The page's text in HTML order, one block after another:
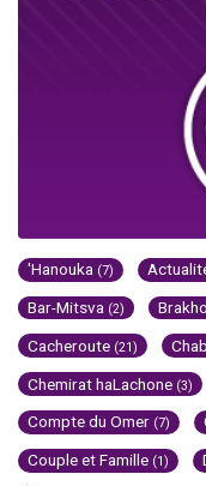
'Hanouka (7)
Bar-Mitsva (2)
Cacheroute (21)
Chemirat haLachone (3)
Compte du Omer (7)
Couple et Famille (1)